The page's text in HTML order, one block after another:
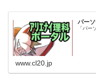
パー
「パー
www.cl20.jp